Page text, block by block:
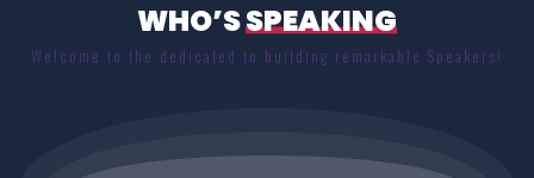
WHO’SSPEAKING
Welcome to the dedicated to building remarkable Speakers!